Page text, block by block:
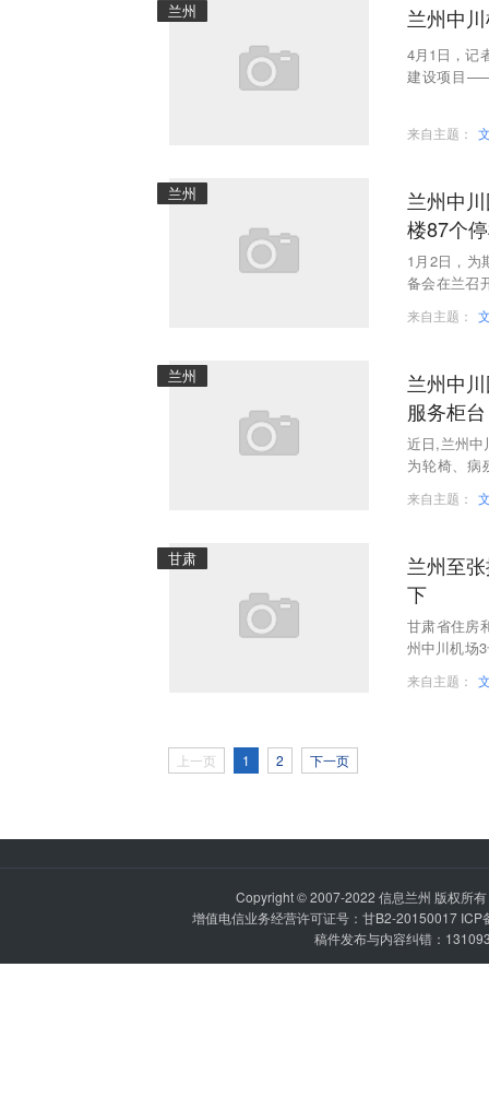
兰州 兰州中
4月1日，记
建设项目
来自主题：
兰州
兰州中
楼87个
1月2日，为
备会在兰召
来自主题：
兰州
兰州中
服务柜台
近日,兰州中
为轮椅、病
来自主题：
甘肃
兰州至
下
甘肃省住房
州中川机场
来自主题：
上一页 1 2 下一页
Copyright © 2007-2022 信息兰州 版权所
增值电信业务经营许可证号：甘B2-20150017 ICP
稿件发布与内容纠错：